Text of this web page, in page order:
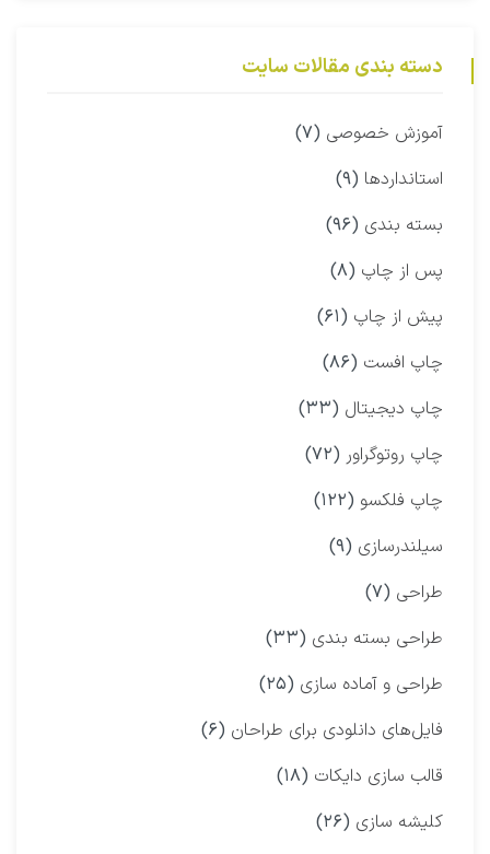
دسته بندی مقالات سایت
آموزش خصوصی (۷)
استانداردها (۹)
بسته بندی (۹۶)
پس از چاپ (۸)
پیش از چاپ (۶۱)
چاپ افست (۸۶)
چاپ دیجیتال (۳۳)
چاپ روتوگراور (۷۲)
چاپ فلکسو (۱۲۲)
سیلندرسازی (۹)
طراحی (۷)
طراحی بسته بندی (۳۳)
طراحی و آماده سازی (۲۵)
فایل‌های دانلودی برای طراحان (۶)
قالب سازی دایکات (۱۸)
کلیشه سازی (۲۶)